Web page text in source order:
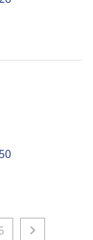
chevron_right